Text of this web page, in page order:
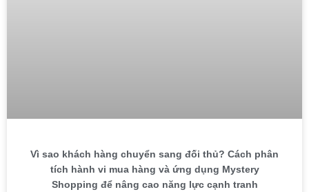
Vì sao khách hàng chuyển sang đối thủ? Cách phân
tích hành vi mua hàng và ứng dụng Mystery
Shopping để nâng cao năng lực cạnh tranh